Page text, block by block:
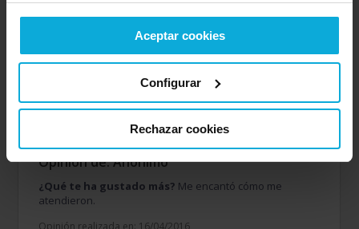
Aceptar cookies
Configurar
Rechazar cookies
10
Calidad / precio
Opinión de: Anónimo
¿Qué te ha gustado más? Me encantó cómo me
atendieron.
Opinión realizada en: 16/04/2016